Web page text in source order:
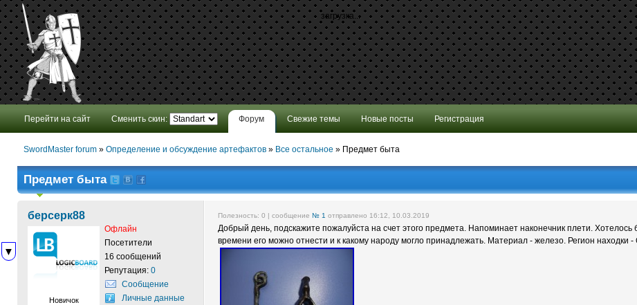
загрузка...
Перейти на сайт Сменить скин: Форум Свежие темы Новые посты Регистрация
SwordMaster forum » Определение и обсуждение артефактов » Все остальное » Предмет быта
Предмет быта
берсерк88
Новичок
Офлайн
Посетители
16 сообщений
Репутация: 0
Сообщение
Личные данные
Полезность: 0 | сообщение № 1 отправлено 16:12, 10.03.2019
Добрый день, подскажите пожалуйста на счет этого предмета. Напоминает наконечник плети. Хотелось
времени его можно отнести и к какому народу могло принадлежать. Материал - железо. Регион находки
▼